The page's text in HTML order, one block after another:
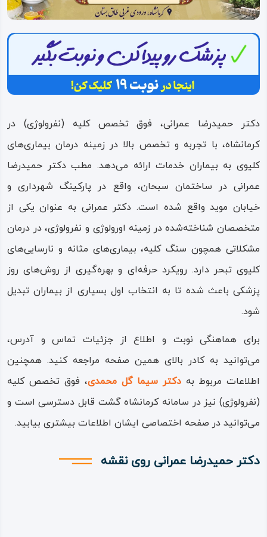
دکتر حمیدرضا عمرانی، فوق تخصص کلیه (نفرولوژی) در
کرمانشاه، با تجربه و تخصص بالا در زمینه درمان بیماری‌های
کلیوی به بیماران خدمات ارائه می‌دهد. مطب دکتر حمیدرضا
عمرانی در ساختمان سبحان، واقع در پارکینگ شهرداری و
خیابان موید واقع شده است. دکتر عمرانی به عنوان یکی از
متخصصان شناخته‌شده در زمینه اورولوژی و نفرولوژی، در درمان
مشکلاتی همچون سنگ کلیه، بیماری‌های مثانه و نارسایی‌های
کلیوی تبحر دارد. رویکرد حرفه‌ای و بهره‌گیری از روش‌های روز
پزشکی باعث شده تا به انتخاب اول بسیاری از بیماران تبدیل
شود.
برای هماهنگی نوبت و اطلاع از جزئیات تماس و آدرس،
می‌توانید به کادر بالای همین صفحه مراجعه کنید. همچنین
اطلاعات مربوط به دکتر سیما گل محمدی، فوق تخصص کلیه
(نفرولوژی) نیز در سامانه کرمانشاه گشت قابل دسترسی است و
می‌توانید در صفحه اختصاصی ایشان اطلاعات بیشتری بیابید.
دکتر حمیدرضا عمرانی روی نقشه